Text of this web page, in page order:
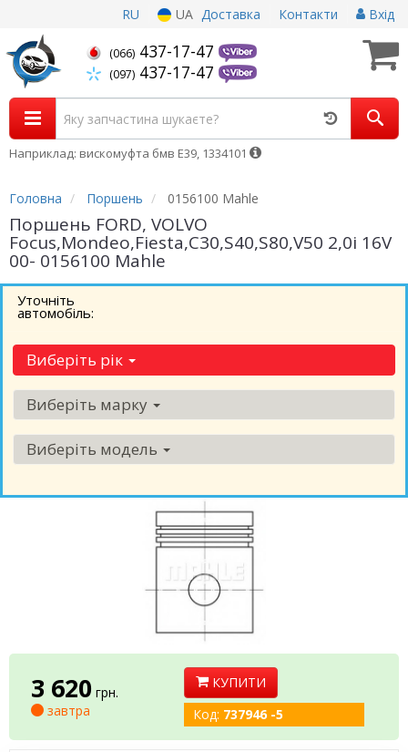
RU UA Доставка Контакти Вхід
(066) 437-17-47
(097) 437-17-47
Наприклад: вискомуфта бмв Е39, 1334101
Головна Поршень 0156100 Mahle
Поршень FORD, VOLVO
Focus,Mondeo,Fiesta,C30,S40,S80,V50 2,0i 16V
00- 0156100 Mahle
Уточніть
автомобіль:
Виберіть рік
Виберіть марку
Виберіть модель
3 620 грн.
завтра
КУПИТИ
Код: 737946 -5